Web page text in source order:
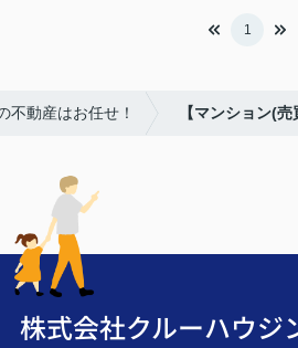
1
不動産はお任せ！ 【マンション(
株式会社クルーハウジ